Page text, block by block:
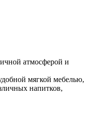
атмосферой и
мягкой мебелью,
напитков,